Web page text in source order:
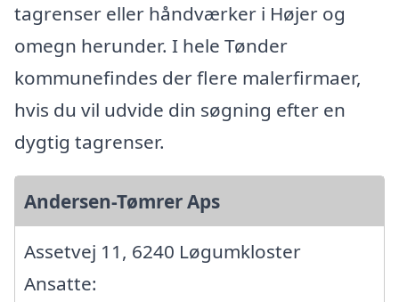
tagrenser eller håndværker i Højer og
omegn herunder. I hele Tønder
kommunefindes der flere malerfirmaer,
hvis du vil udvide din søgning efter en
dygtig tagrenser.
Andersen-Tømrer Aps
Assetvej 11, 6240 Løgumkloster
Ansatte: